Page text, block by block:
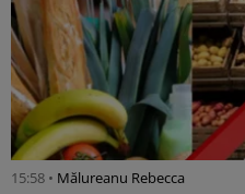
15:58 • Mălureanu Rebecca